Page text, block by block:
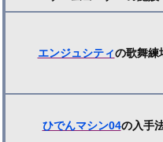
エンジュシティの歌舞練
ひでんマシン04の入手